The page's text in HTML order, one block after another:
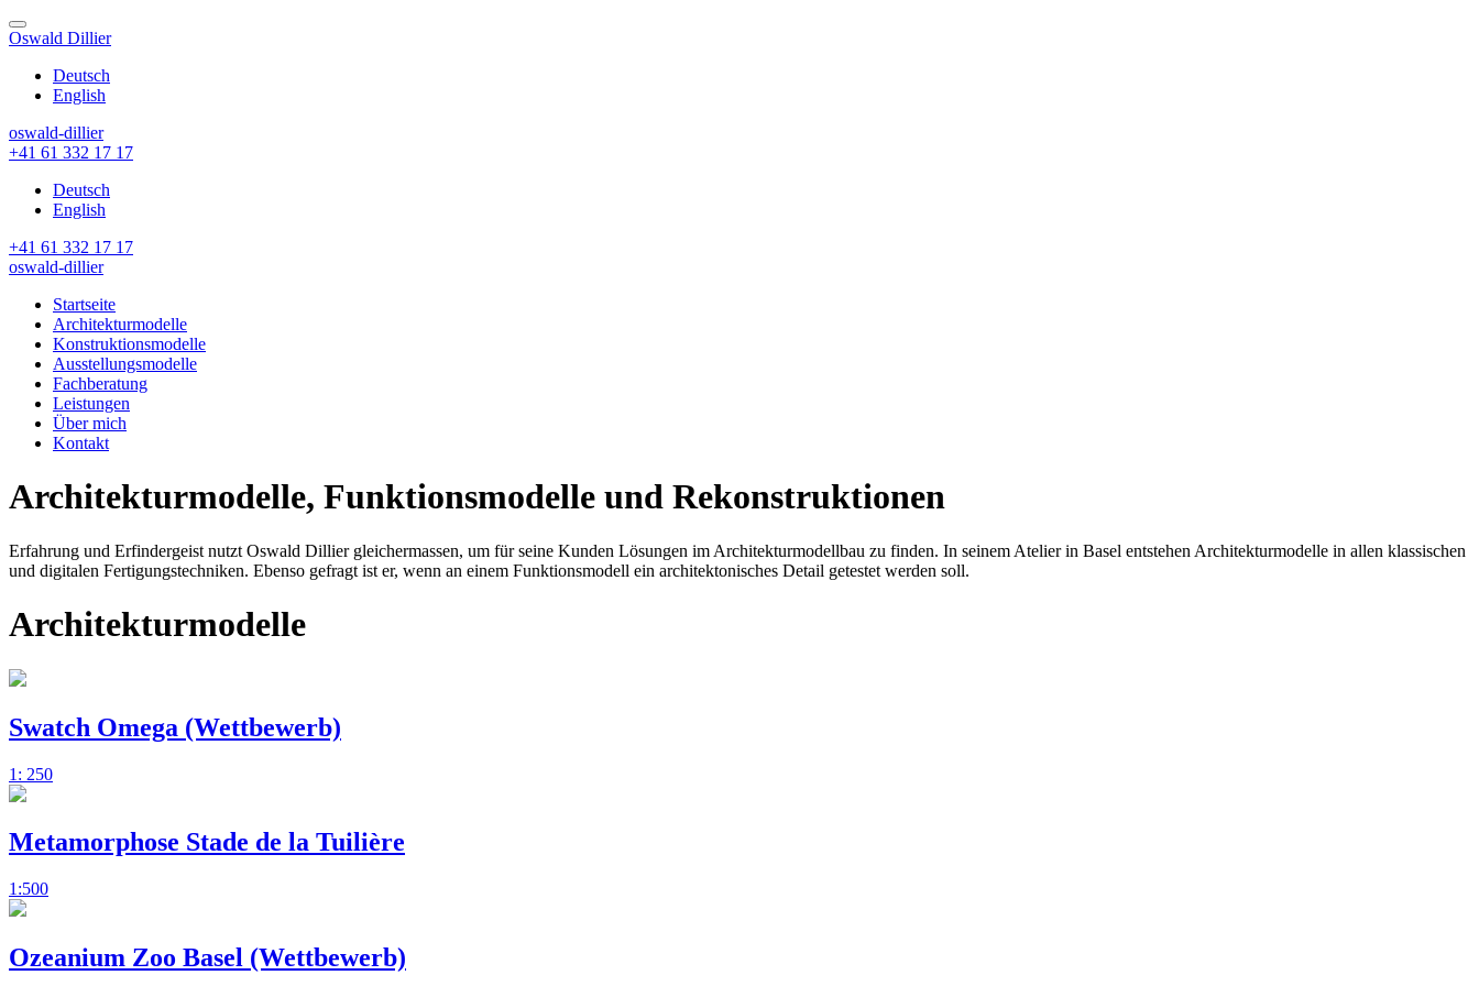
Skip
to
Oswald Dillier
Deutsch
English
oswald-dillier
+41 61 332 17 17
Deutsch
English
+41 61 332 17 17
oswald-dillier
Startseite
Architekturmodelle
Konstruktionsmodelle
Ausstellungsmodelle
Fachberatung
Leistungen
Über mich
Kontakt
Architekturmodelle, Funktionsmodelle und Rekonstruktionen
Erfahrung und Erfindergeist nutzt Oswald Dillier gleichermassen, um für seine Kunden Lösungen im Architekturmodellbau zu finden. In seinem Atelier in Basel entstehen Architekturmodelle in allen klassischen
und digitalen Fertigungstechniken. Ebenso gefragt ist er, wenn an einem Funktionsmodell ein architektonisches Detail getestet werden soll.
Architekturmodelle
Swatch Omega (Wettbewerb)
1: 250
Metamorphose Stade de la Tuilière
1:500
Ozeanium Zoo Basel (Wettbewerb)